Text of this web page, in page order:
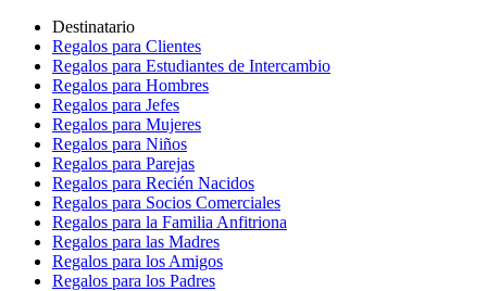
Destinatario
Regalos para Clientes
Regalos para Estudiantes de Intercambio
Regalos para Hombres
Regalos para Jefes
Regalos para Mujeres
Regalos para Niños
Regalos para Parejas
Regalos para Recién Nacidos
Regalos para Socios Comerciales
Regalos para la Familia Anfitriona
Regalos para las Madres
Regalos para los Amigos
Regalos para los Padres